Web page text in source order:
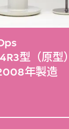
型（原型）
年製造